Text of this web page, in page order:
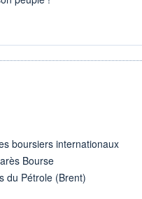
boursiers internationaux
Bourse
du Pétrole (Brent)